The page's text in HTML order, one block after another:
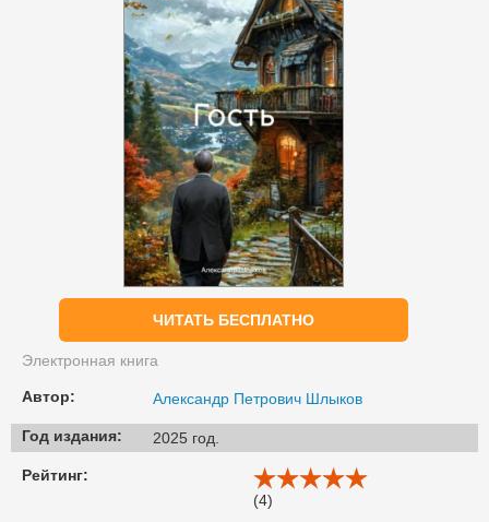
ЧИТАТЬ БЕСПЛАТНО
Электронная книга
Автор: Александр Петрович Шлыков
Год издания: 2025 год.
Рейтинг:
(4)